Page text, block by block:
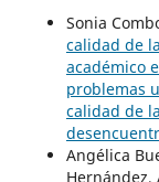
Sonia
calidad de
académico
problemas
calidad de
Angélica
Hernández,